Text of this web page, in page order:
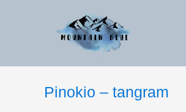
Pinokio – tangram